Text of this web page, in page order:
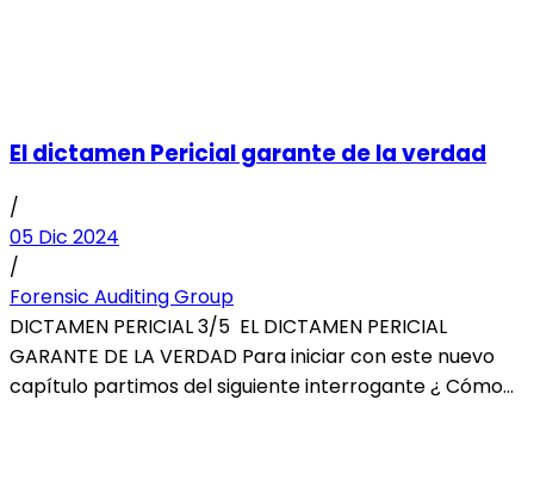
El dictamen Pericial garante de la verdad
/
05 Dic 2024
/
Forensic Auditing Group
DICTAMEN PERICIAL 3/5 EL DICTAMEN PERICIAL
GARANTE DE LA VERDAD Para iniciar con este nuevo
capítulo partimos del siguiente interrogante ¿ Cómo...